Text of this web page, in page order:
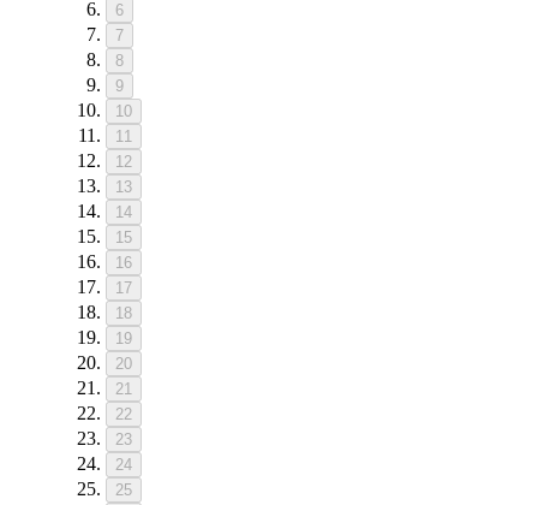
6
7
8
9
10
11
12
13
14
15
16
17
18
19
20
21
22
23
24
25